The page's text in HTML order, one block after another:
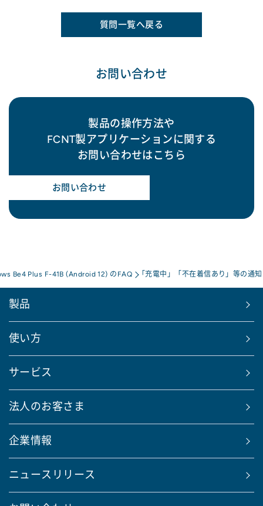
質問一覧へ戻る
お問い合わせ
製品の操作方法や
FCNT製アプリケーションに関する
お問い合わせはこちら
お問い合わせ
Be4 Plus F-41B (Android 12) のFAQ 「充電中」「不在着信あり」等の通
製品
使い方
サービス
法人のお客さま
企業情報
ニュースリリース